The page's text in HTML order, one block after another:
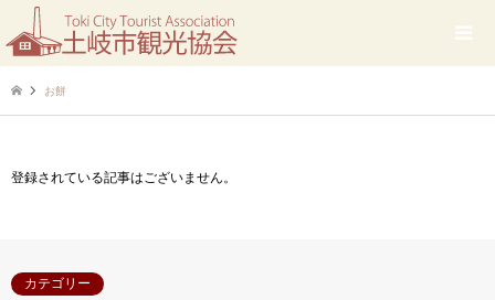
お餅
登録されている記事はございません。
カテゴリー